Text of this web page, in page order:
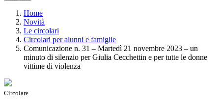
Home
Novità
Le circolari
Circolari per alunni e famiglie
Comunicazione n. 31 – Martedì 21 novembre 2023 – un
minuto di silenzio per Giulia Cecchettin e per tutte le donne
vittime di violenza
Circolare